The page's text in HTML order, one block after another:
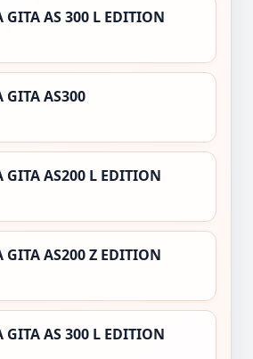
GITA AS 300 L EDITION
GITA AS300
GITA AS200 L EDITION
GITA AS200 Z EDITION
GITA AS 300 L EDITION